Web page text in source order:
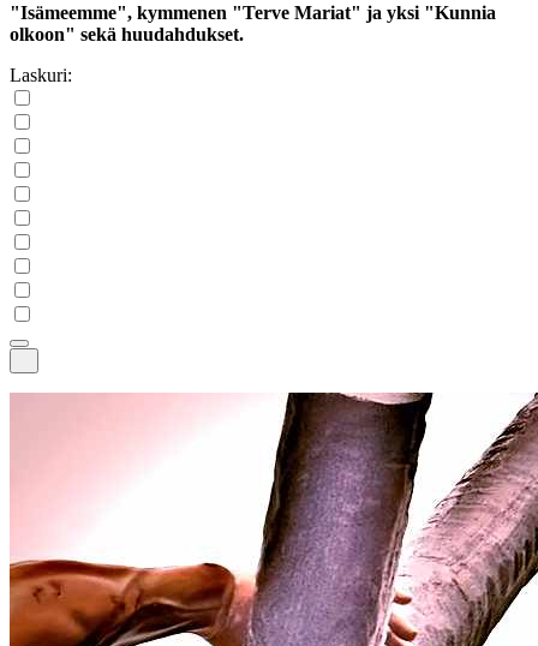
"Isämeemme", kymmenen "Terve Mariat" ja yksi "Kunnia
olkoon" sekä huudahdukset.
Laskuri: